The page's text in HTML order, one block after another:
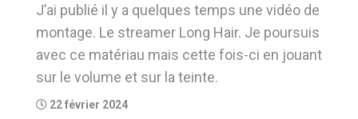
J’ai publié il y a quelques temps une vidéo de
montage. Le streamer Long Hair. Je poursuis
avec ce matériau mais cette fois-ci en jouant
sur le volume et sur la teinte.
22 février 2024